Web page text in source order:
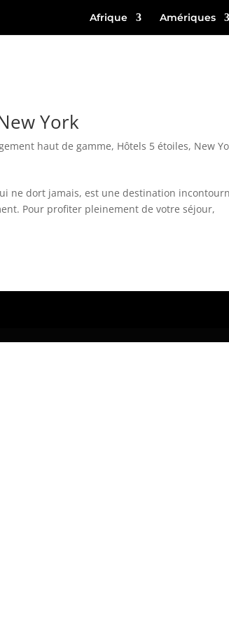
Afrique Amériques
York
haut de gamme, Hôtels 5 étoiles, New
ne dort jamais, est une destination
Pour profiter pleinement de votre séjour,